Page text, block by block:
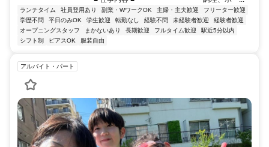
ランチタイム 社員登用あり 副業・WワークOK 主婦・主夫歓迎
フリーター歓迎
学歴不問
平日のみOK 学生歓迎 転勤なし 経験不問 未経験者歓迎
経験者歓迎
オープニングスタッフ
まかないあり 長期歓迎 フルタイム歓迎
駅近5分以内
シフト制
ピアスOK 服装自由
アルバイト・パート